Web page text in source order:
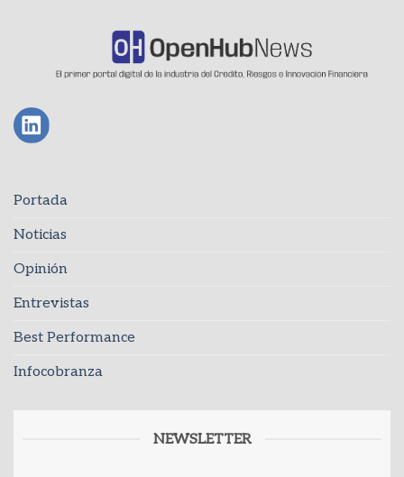
Portada
Noticias
Opinión
Entrevistas
Best Performance
Infocobranza
NEWSLETTER